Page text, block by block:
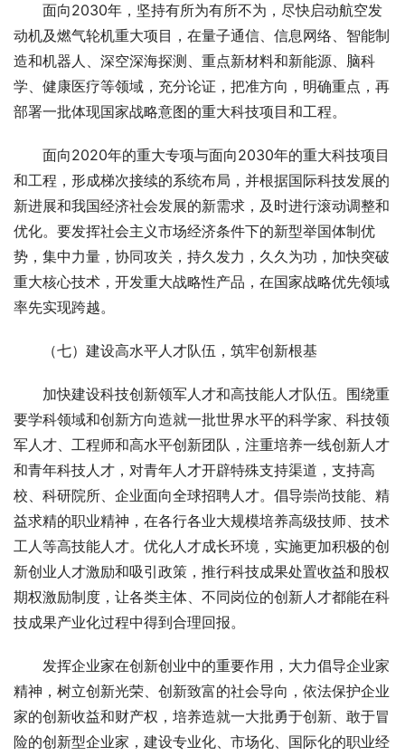
面向2030年，坚持有所为有所不为，尽快启动航空发
动机及燃气轮机重大项目，在量子通信、信息网络、智能制
造和机器人、深空深海探测、重点新材料和新能源、脑科
学、健康医疗等领域，充分论证，把准方向，明确重点，再
部署一批体现国家战略意图的重大科技项目和工程。
面向2020年的重大专项与面向2030年的重大科技项目
和工程，形成梯次接续的系统布局，并根据国际科技发展的
新进展和我国经济社会发展的新需求，及时进行滚动调整和
优化。要发挥社会主义市场经济条件下的新型举国体制优
势，集中力量，协同攻关，持久发力，久久为功，加快突破
重大核心技术，开发重大战略性产品，在国家战略优先领域
率先实现跨越。
（七）建设高水平人才队伍，筑牢创新根基
加快建设科技创新领军人才和高技能人才队伍。围绕重
要学科领域和创新方向造就一批世界水平的科学家、科技领
军人才、工程师和高水平创新团队，注重培养一线创新人才
和青年科技人才，对青年人才开辟特殊支持渠道，支持高
校、科研院所、企业面向全球招聘人才。倡导崇尚技能、精
益求精的职业精神，在各行各业大规模培养高级技师、技术
工人等高技能人才。优化人才成长环境，实施更加积极的创
新创业人才激励和吸引政策，推行科技成果处置收益和股权
期权激励制度，让各类主体、不同岗位的创新人才都能在科
技成果产业化过程中得到合理回报。
发挥企业家在创新创业中的重要作用，大力倡导企业家
精神，树立创新光荣、创新致富的社会导向，依法保护企业
家的创新收益和财产权，培养造就一大批勇于创新、敢于冒
险的创新型企业家，建设专业化、市场化、国际化的职业经